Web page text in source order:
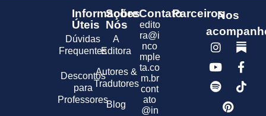
Informações
Úteis
Dúvidas
Frequentes
Descontos
para
Professores
Sobre
Nós
A
Editora
Autores &
Tradutores
Blog
Contato
edito
ra@i
nco
mple
ta.co
m.br
cont
ato
@in
ParceirosNos